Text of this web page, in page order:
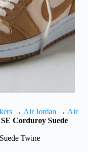
→ Air Jordan → Air
Corduroy Suede
Twine